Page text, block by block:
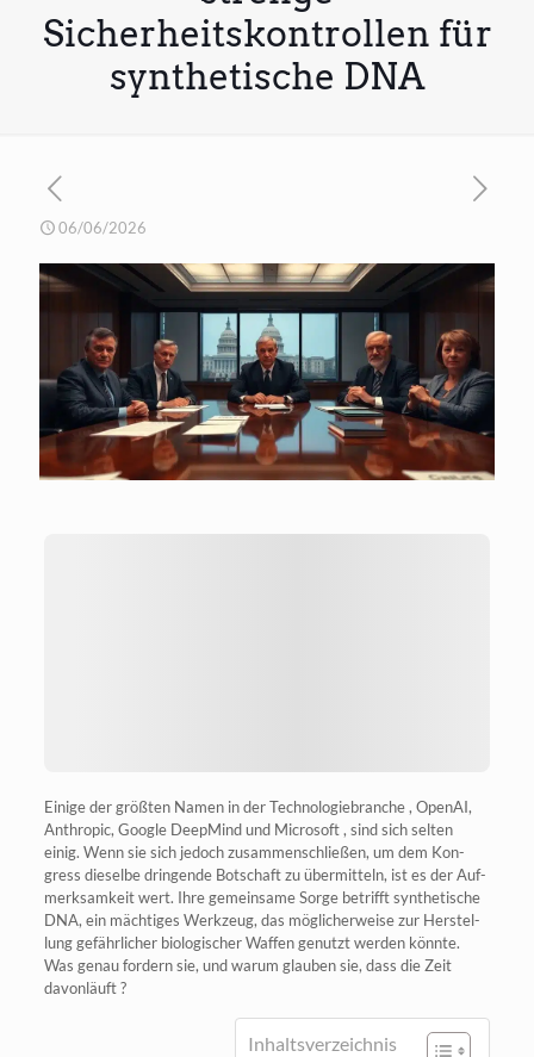
Sicherheitskontrollen für
synthetische DNA
06/06/2026
Eini­ge der größ­ten Namen in der Tech­no­lo­gie­bran­che , Ope­nAI,
Anthro­pic, Goog­le Deep­Mind und Micro­soft , sind sich sel­ten
einig. Wenn sie sich jedoch zusam­men­schlie­ßen, um dem Kon­
gress die­sel­be drin­gen­de Bot­schaft zu über­mit­teln, ist es der Auf­
merk­sam­keit wert. Ihre gemein­sa­me Sor­ge betrifft syn­the­ti­sche
DNA, ein mäch­ti­ges Werk­zeug, das mög­li­cher­wei­se zur Her­stel­
lung gefähr­li­cher bio­lo­gi­scher Waf­fen genutzt wer­den könn­te.
Was genau for­dern sie, und war­um glau­ben sie, dass die Zeit
davonläuft ?
Inhalts­ver­zeich­nis